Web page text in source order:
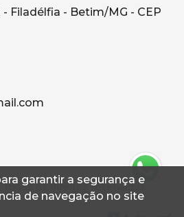
garantir a segurança e
de navegação no site
Filadélfia - Betim/MG - CEP
os direitos reservados.